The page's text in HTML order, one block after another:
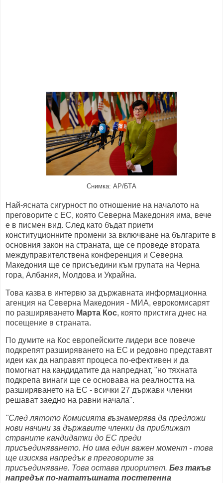
Снимка: AP/БТА
Най-ясната сигурност по отношение на началото на
преговорите с ЕС, която Северна Македония има, вече
е в писмен вид. След като бъдат приети
конституционните промени за включване на българите в
основния закон на страната, ще се проведе втората
междуправителствена конференция и Северна
Македония ще се присъедини към групата на Черна
гора, Албания, Молдова и Украйна.
Това казва в интервю за държавната информационна
агенция на Северна Македония - МИА, еврокомисарят
по разширяването Марта Кос, която пристига днес на
посещение в страната.
По думите на Кос европейските лидери все повече
подкрепят разширяването на ЕС и редовно представят
идеи как да направят процеса по-ефективен и да
помогнат на кандидатите да напреднат, "но тяхната
подкрепа винаги ще се основава на реалността на
разширяването на ЕС - всички 27 държави членки
решават заедно на равни начала".
"След лятото Комисията възнамерява да предложи
нови начини за държавите членки да приближат
страните кандидатки до ЕС преди
присъединяването. Но има един важен момент - това
ще изисква напредък в преговорите за
присъединяване. Това остава приоритет. Без такъв
напредък по-нататъшната постепенна